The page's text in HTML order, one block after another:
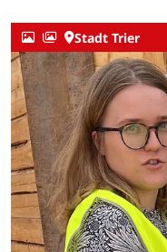
Stadt Trier